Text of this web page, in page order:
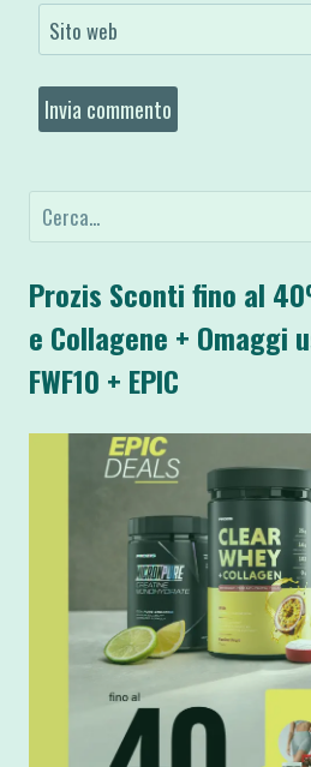
Sito web
Prozis Sconti fino al
e Collagene + Omaggi
FWF10 + EPIC